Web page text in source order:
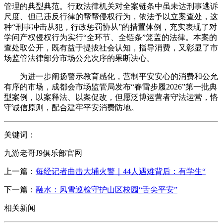
管理的典型典范。行政法律机关对全案链条中虽未达刑事逃诉
尺度、但已违反行律的帮帮侵权行为，依法予以立案查处，这
种“刑事冲击从犯，行政惩罚协从”的措置体例，充实表现了对
学问产权侵权行为实行“全环节、全链条”笼盖的法律。本案的
查处取公开，既有益于提拔社会认知，指导消费，又彰显了市
场监管法律部分市场公允次序的果断决心。
为进一步阐扬警示教育感化，营制平安安心的消费和公允
有序的市场，成都会市场监管局发布“春雷步履2026”第一批典
型案例，以案释法、以案促改，但愿泛博运营者守法运营，恪
守诚信原则，配合建牢平安消费防地。
关键词：
九游老哥J9俱乐部官网
上一篇： 每经记者曲击大埔火警｜44人遇难背后：有学生“
下一篇： 融水：风雪巡检守护山区校园“舌尖平安”
相关新闻